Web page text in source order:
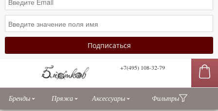
+7(495) 108-32-79
Бренды Пряжа Аксессуары Фильтры